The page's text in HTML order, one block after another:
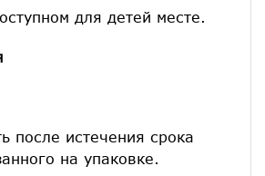
для детей месте.
после истечения срока
на упаковке.